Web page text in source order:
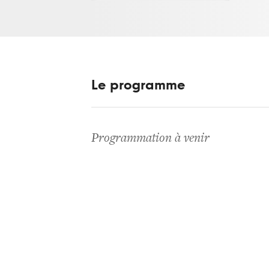
Le programme
Programmation à venir